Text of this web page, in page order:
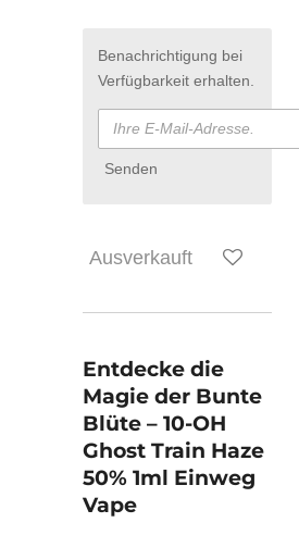
Benachrichtigung bei
Verfügbarkeit erhalten.
Senden
Ausverkauft
Entdecke die
Magie der Bunte
Blüte – 10-OH
Ghost Train Haze
50% 1ml Einweg
Vape